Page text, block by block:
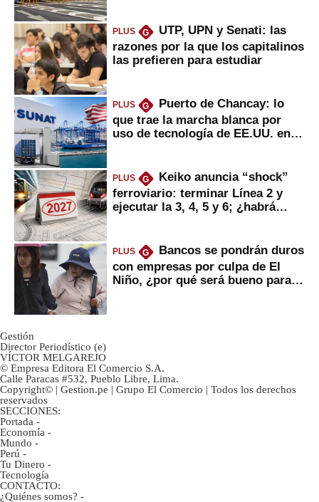
PLUS G
UTP, UPN y Senati: las
razones por la que los capitalinos
las prefieren para estudiar
PLUS G
Puerto de Chancay: lo
que trae la marcha blanca por
uso de tecnología de EE.UU. en
PLUS G
Keiko anuncia “shock”
ferroviario: terminar Línea 2 y
ejecutar la 3, 4, 5 y 6; ¿habrá
PLUS G
Bancos se pondrán duros
con empresas por culpa de El
Niño, ¿por qué será bueno para
Gestión
Director Periodístico (e)
VÍCTOR MELGAREJO
© Empresa Editora El Comercio S.A.
Calle Paracas #532, Pueblo Libre, Lima.
Copyright© | Gestion.pe | Grupo El Comercio | Todos los derechos
reservados
SECCIONES:
Portada -
Economía -
Mundo -
Perú -
Tu Dinero -
Tecnología
CONTACTO:
¿Quiénes somos? -